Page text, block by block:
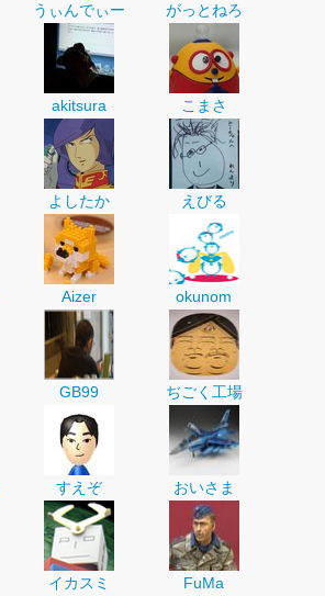
うぃんでぃー がっとねろ
akitsura こまさ
よしたか えびる
Aizer okunom
GB99 ぢごく工場
すえぞ おいさま
イカスミ FuMa